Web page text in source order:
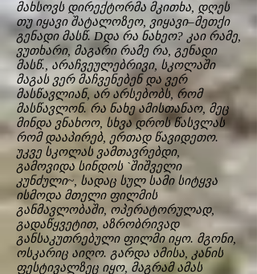
მახსოვს დირექტორმა მკითხა, დღეს
თუ იყავი შატალოზეო, ვიყავი–მეთქი
გენადი მასწ. Dდა რა ნახეო? კაი რამე,
ვუთხარი, მაგარი რამე რა, გენადი
მასწ., არაჩვეულებრივი, სკოლაში
მაგას ვერ მაჩვენებენ და ვერ
მასწავლიან, არ არსებობს, რომ
მასწავლონ. რა ნახე ამისთანაო, მეც
მინდა ვნახოო, სხვა დროს წასვლას
რომ დააპირებ, ერთად წავიდეთო.
უკვე სკოლას ვამთავრებდი,
გამოვიდა სინდოს `შიშველი
კუნძული~, სადაც სულ სამი სიტყვა
ისმოდა მთელი ფილმის
განმავლობაში, ოპერატორულად,
გადაწყვეტით, აზრობრივად
განსაკუთრებული ფილმი იყო. მგონი,
ოსკარიც აიღო. გარდა ამისა, კანის
ფესტივალზეც იყო, მაგრამ ამას